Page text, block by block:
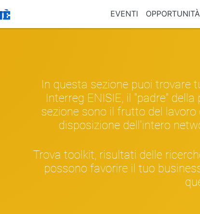
EVENTI OPPORTUNITÀ
In questa sezione puoi trovare
Interreg ENISIE, il "padre"
sezione sono il frutto del
disposizione dell'intero
Trova toolkit, risultati delle
possono favorire il tuo